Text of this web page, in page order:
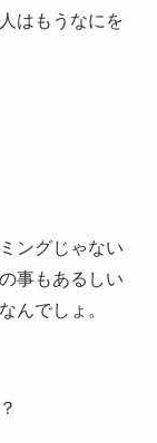
はもうなにを
ングじゃない
事もあるしい
んでしょ。